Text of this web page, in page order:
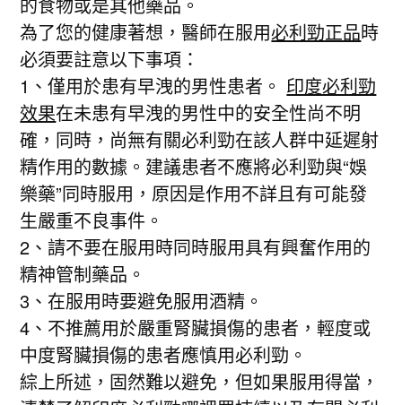
為了您的健康著想，醫師在服用必利勁正品時
必須要註意以下事項：
1、僅用於患有早洩的男性患者。 印度必利勁
效果在未患有早洩的男性中的安全性尚不明
確，同時，尚無有關必利勁在該人群中延遲射
精作用的數據。建議患者不應將必利勁與“娛
樂藥”同時服用，原因是作用不詳且有可能發
生嚴重不良事件。
2、請不要在服用時同時服用具有興奮作用的
精神管制藥品。
3、在服用時要避免服用酒精。
4、不推薦用於嚴重腎臟損傷的患者，輕度或
中度腎臟損傷的患者應慎用必利勁。
綜上所述，固然難以避免，但如果服用得當，